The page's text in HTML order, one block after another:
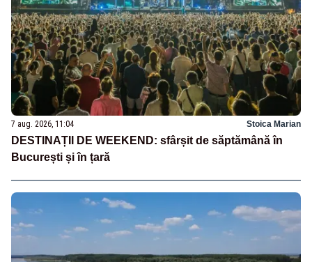
7 aug. 2026, 11:04 Stoica Marian
DESTINAȚII DE WEEKEND: sfârșit de săptămână în
București și în țară